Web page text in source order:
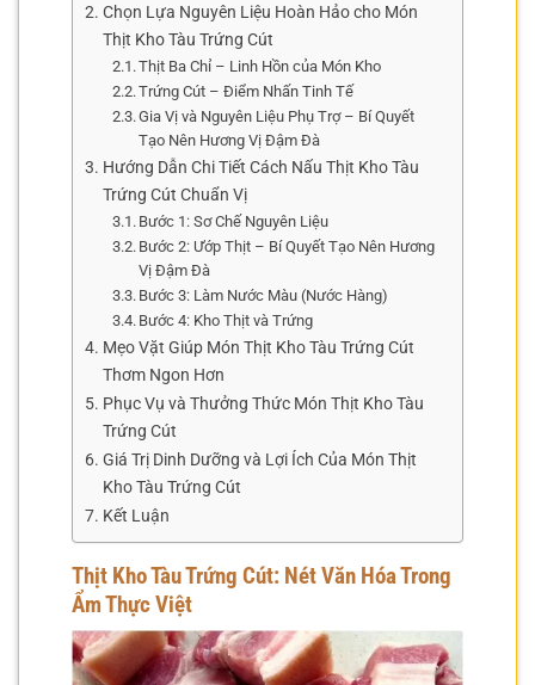
Chọn Lựa Nguyên Liệu Hoàn Hảo cho Món
Thịt Kho Tàu Trứng Cút
Thịt Ba Chỉ – Linh Hồn của Món Kho
Trứng Cút – Điểm Nhấn Tinh Tế
Gia Vị và Nguyên Liệu Phụ Trợ – Bí Quyết
Tạo Nên Hương Vị Đậm Đà
Hướng Dẫn Chi Tiết Cách Nấu Thịt Kho Tàu
Trứng Cút Chuẩn Vị
Bước 1: Sơ Chế Nguyên Liệu
Bước 2: Ướp Thịt – Bí Quyết Tạo Nên Hương
Vị Đậm Đà
Bước 3: Làm Nước Màu (Nước Hàng)
Bước 4: Kho Thịt và Trứng
Mẹo Vặt Giúp Món Thịt Kho Tàu Trứng Cút
Thơm Ngon Hơn
Phục Vụ và Thưởng Thức Món Thịt Kho Tàu
Trứng Cút
Giá Trị Dinh Dưỡng và Lợi Ích Của Món Thịt
Kho Tàu Trứng Cút
Kết Luận
Thịt Kho Tàu Trứng Cút: Nét Văn Hóa Trong
Ẩm Thực Việt